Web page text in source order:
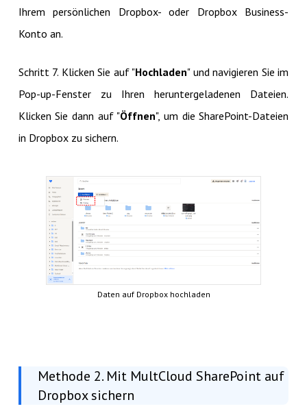
Ihrem persönlichen Dropbox- oder Dropbox Business-
Konto an.
Schritt 7. Klicken Sie auf "Hochladen" und navigieren Sie im
Pop-up-Fenster zu Ihren heruntergeladenen Dateien.
Klicken Sie dann auf "Öffnen", um die SharePoint-Dateien
in Dropbox zu sichern.
Daten auf Dropbox hochladen
Methode 2. Mit MultCloud SharePoint auf
Dropbox sichern